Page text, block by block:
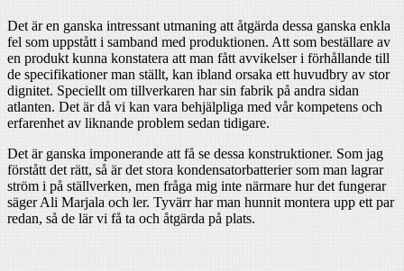
Det är en ganska intressant utmaning att åtgärda dessa ganska enkla
fel som uppstått i samband med produktionen. Att som beställare av
en produkt kunna konstatera att man fått avvikelser i förhållande till
de specifikationer man ställt, kan ibland orsaka ett huvudbry av stor
dignitet. Speciellt om tillverkaren har sin fabrik på andra sidan
atlanten. Det är då vi kan vara behjälpliga med vår kompetens och
erfarenhet av liknande problem sedan tidigare.
Det är ganska imponerande att få se dessa konstruktioner. Som jag
förstått det rätt, så är det stora kondensatorbatterier som man lagrar
ström i på ställverken, men fråga mig inte närmare hur det fungerar
säger Ali Marjala och ler. Tyvärr har man hunnit montera upp ett par
redan, så de lär vi få ta och åtgärda på plats.